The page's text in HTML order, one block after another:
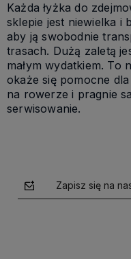
Każda łyżka do
sklepie jest niewielka i
aby ją swobodnie
trasach. Dużą zaletą
małym wydatkiem. To
okaże się pomocne
na rowerze i pragnie
serwisowanie.
Zapisz się na